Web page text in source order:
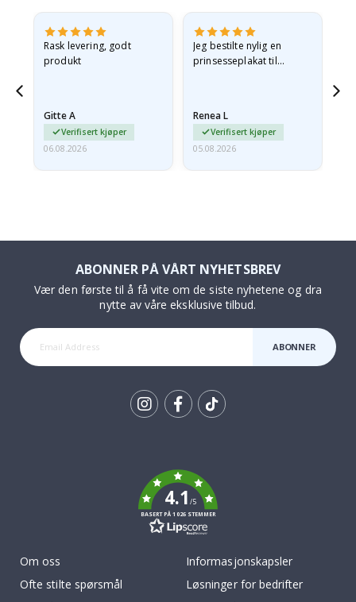
Rask levering, godt
produkt
Gitte A
Verifisert kjøper
06.08.2026
Jeg bestilte nylig en
prinsesseplakat til
e-post…
Renea L
Verifisert kjøper
05.08.2026
ABONNER PÅ VÅRT NYHETSBREV
Vær den første til å få vite om de siste nyhetene og dra
nytte av våre eksklusive tilbud.
ABONNER
4.1/5
BASERT PÅ 1026 STEMMER
Om oss
Ofte stilte spørsmål
Informasjonskapsler
Løsninger for bedrifter